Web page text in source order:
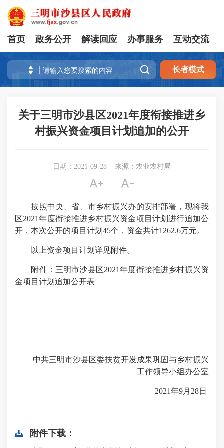
首页 政务公开 解读回应 办事服务 互动交流
 长者模式
关于三明市沙县区2021年度衔接推进乡
村振兴资金项目计划追加的公开
日期：2021-09-28 来源：农业农村局
 
按照中央、省、市乡村振兴办的安排部署，现将我
区2021年度衔接推进乡村振兴资金项目计划进行追加公
开，本次公开的项目计划45个，资金共计1262.6万元。
以上资金项目计划详见附件。
附件：三明市沙县区2021年度衔接推进乡村振兴资
金项目计划追加公开表
中共三明市沙县区委扶贫开发成果巩固与乡村振兴
工作领导小组办公室
2021年9月28日
附件下载：